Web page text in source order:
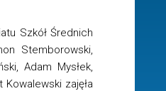
Szkół Średnich
Stemborowski,
Adam Mysłek,
zajęła